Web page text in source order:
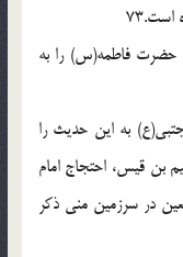
حضرت فاطمه(س) را به
به اين حديث را
سليم بن قيس، احتجاج امام
در سرزمين منى ذكر